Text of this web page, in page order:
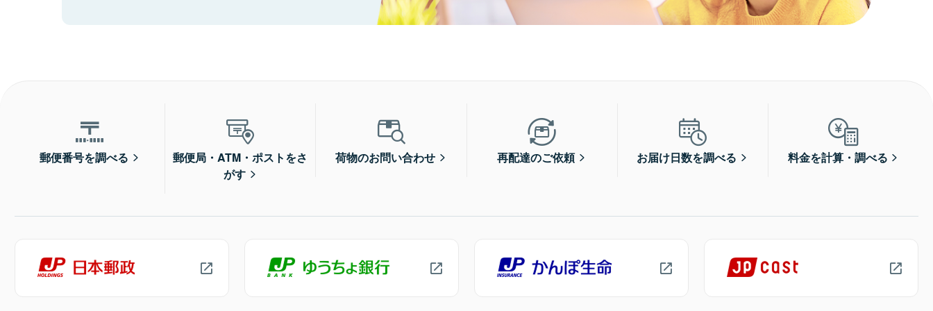
郵便番号を調べる
郵便局・ATM・ポストをさ
がす
荷物のお問い合わせ 再配達のご依頼 お届け日数を調べる 料金を計算・調べる